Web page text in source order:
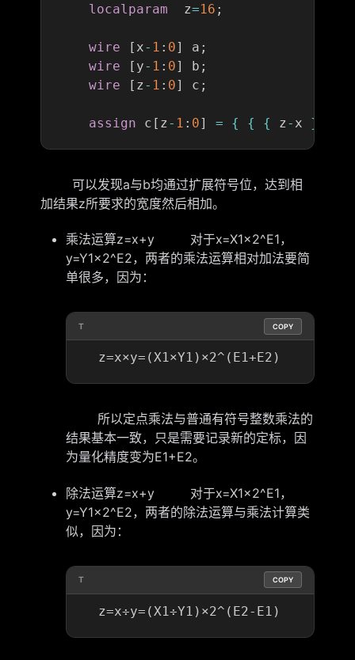
localparam
  z
=16 ;
wire [ x- 1 : 0] a ;
wire
[ y- 1 : 0] b ;
wire
[ z - 1 : 0] c ;
assign c [ z - 1 : 0] = { { { z - x }
可以发现a与b均通过扩展符号位，达到相
加结果z所要求的宽度然后相加。
乘法运算z=x+y 对于x=X1×2^E1，
y=Y1×2^E2，两者的乘法运算相对加法要简
单很多，因为：
T COPY
所以定点乘法与普通有符号整数乘法的
结果基本一致，只是需要记录新的定标，因
为量化精度变为E1+E2。
除法运算z=x+y 对于x=X1×2^E1，
y=Y1×2^E2，两者的除法运算与乘法计算类
似，因为：
T COPY